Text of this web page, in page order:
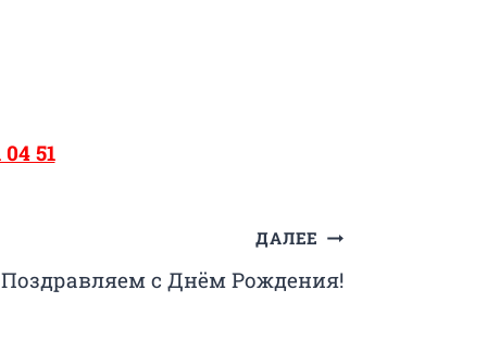
04 51
ДАЛЕЕ
Поздравляем с Днём Рождения!